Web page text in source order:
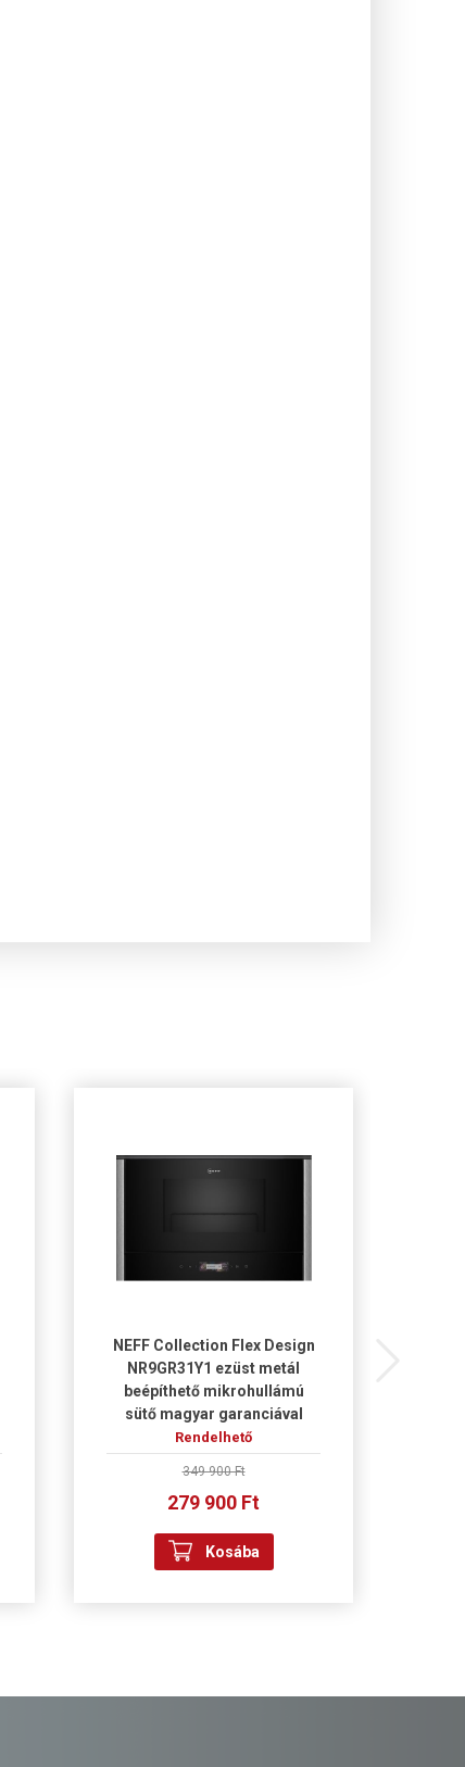
NEFF Collection Flex Design
NR9GR31Y1 ezüst metál
beépíthető mikrohullámú
sütő magyar garanciával
Rendelhető
349 900 Ft
279 900 Ft
Kosába